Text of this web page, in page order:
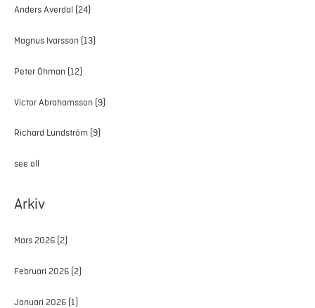
Anders Averdal (24)
Magnus Ivarsson (13)
Peter Öhman (12)
Victor Abrahamsson (9)
Richard Lundström (9)
see all
Arkiv
Mars 2026 (2)
Februari 2026 (2)
Januari 2026 (1)